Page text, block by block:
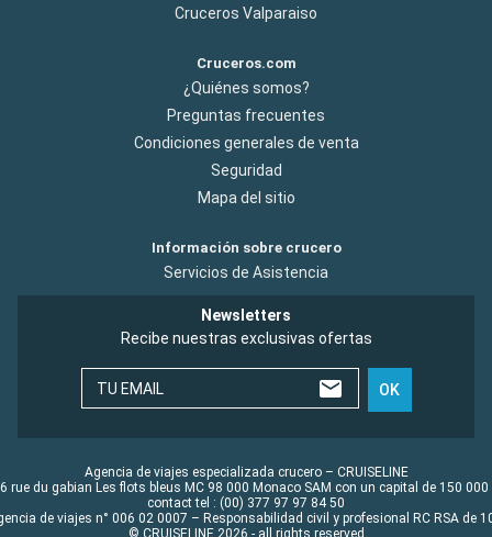
Cruceros Valparaiso
Cruceros.com
¿Quiénes somos?
Preguntas frecuentes
Condiciones generales de venta
Seguridad
Mapa del sitio
Información sobre crucero
Servicios de Asistencia
Newsletters
Recibe nuestras exclusivas ofertas
TU EMAIL OK
Agencia de viajes especializada crucero – CRUISELINE
rue du gabian Les flots bleus MC 98 000 Monaco SAM con un capital de 150 000
contact tel : (00) 377 97 97 84 50
de viajes n° 006 02 0007 – Responsabilidad civil y profesional RC RSA de
© CRUISELINE 2026 - all rights reserved